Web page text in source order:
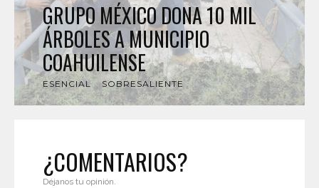
GRUPO MÉXICO DONA 10 MIL
ÁRBOLES A MUNICIPIO
COAHUILENSE
ESENCIAL SOBRESALIENTE
¿COMENTARIOS?
Déjanos tu opinión.